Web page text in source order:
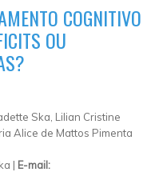
COGNITIVO
OU
Ska, Lilian Cristine
Alice de Mattos Pimenta
| E-mail: